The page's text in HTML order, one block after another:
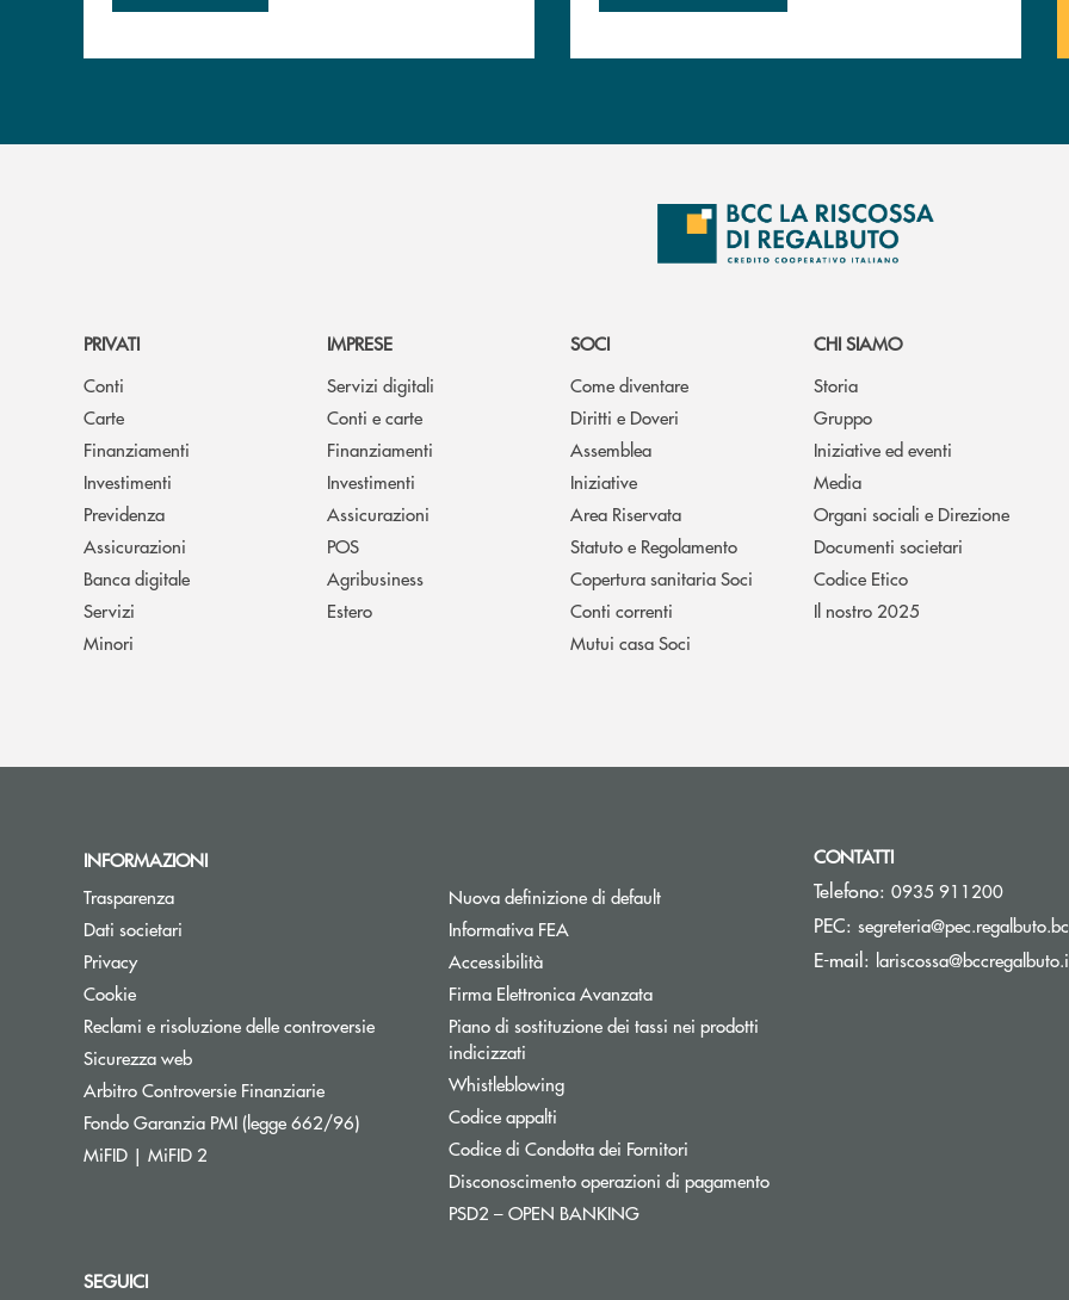
PRIVATI
Conti
Carte
Finanziamenti
Investimenti
Previdenza
Assicurazioni
Banca digitale
Servizi
Minori
IMPRESE
Servizi digitali
Conti e carte
Finanziamenti
Investimenti
Assicurazioni
POS
Agribusiness
Estero
SOCI
Come diventare
Diritti e Doveri
Assemblea
Iniziative
Area Riservata
Statuto e Regolamento
Copertura sanitaria Soci
Conti correnti
Mutui casa Soci
CHI SIAMO
Storia
Gruppo
Iniziative ed eventi
Media
Organi sociali e Direzione
Documenti societari
Codice Etico
Il nostro 2025
INFORMAZIONI
Trasparenza
Dati societari
Privacy
Cookie
Reclami e risoluzione delle controversie
Sicurezza web
Arbitro Controversie FinanziarieApre una nuova finestra
Fondo Garanzia PMI (legge 662/96)Apre una nuova finestra
MiFID | MiFID 2
Nuova definizione di default
Informativa FEA
Accessibilità
Firma Elettronica Avanzata
Piano di sostituzione dei tassi nei prodotti
indicizzati
Whistleblowing
Codice appalti
Codice di Condotta dei Fornitori
Disconoscimento operazioni di pagamento
PSD2 – OPEN BANKINGApre una nuova finestra
CONTATTI
Telefono: 0935 911200
PEC:
E-mail:
SEGUICI